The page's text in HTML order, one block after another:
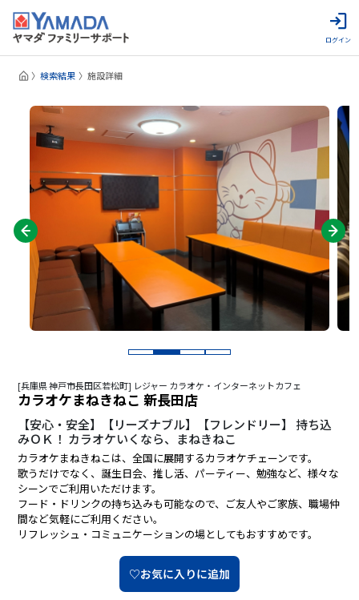
ログイン
検索結果 施設詳細
[兵庫県 神戸市長田区若松町] レジャー カラオケ・インターネットカフェ
カラオケまねきねこ 新長田店
【安心・安全】【リーズナブル】【フレンドリー】 持ち込
みＯＫ！ カラオケいくなら、まねきねこ
カラオケまねきねこは、全国に展開するカラオケチェーンです。
歌うだけでなく、誕生日会、推し活、パーティー、勉強など、様々な
シーンでご利用いただけます。
フード・ドリンクの持ち込みも可能なので、ご友人やご家族、職場仲
間など気軽にご利用ください。
リフレッシュ・コミュニケーションの場としてもおすすめです。
♡お気に入りに追加